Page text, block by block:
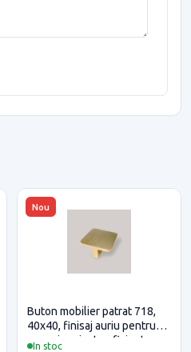
Nou
In stoc
Buton mobilier patrat 718,
40x40, finisaj auriu pentru
casa si proiecte eficiente